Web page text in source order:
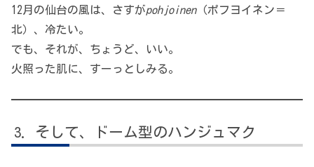
12月の仙台の風は、さすがpohjoinen（ポフヨイネン＝
北）、冷たい。
でも、それが、ちょうど、いい。
火照った肌に、すーっとしみる。
そして、ドーム型のハンジュマク